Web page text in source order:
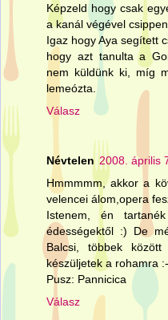
Képzeld hogy csak
a kanál végével
Igaz hogy Aya segített
hogy azt tanulta a
nem küldünk ki, míg
lemeózta.
Válasz
Névtelen 2008. április
Hmmmmm, akkor a
velencei álom,opera
Istenem, én
édességektől :) De
Balcsi, többek között
készüljetek a rohamra
Pusz: Pannicica
Válasz